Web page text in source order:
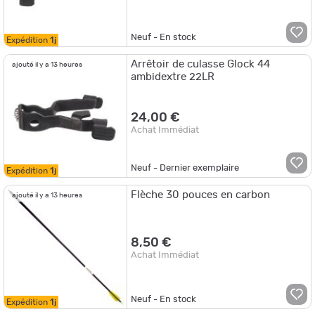
Expédition 1j Neuf - En stock
ajouté il y a 13 heures
Expédition 1j
Arrêtoir de culasse Glock 44
ambidextre 22LR
24,00 €
Achat Immédiat
Neuf - Dernier exemplaire
ajouté il y a 13 heures
Expédition 1j
Flèche 30 pouces en carbon
8,50 €
Achat Immédiat
Neuf - En stock